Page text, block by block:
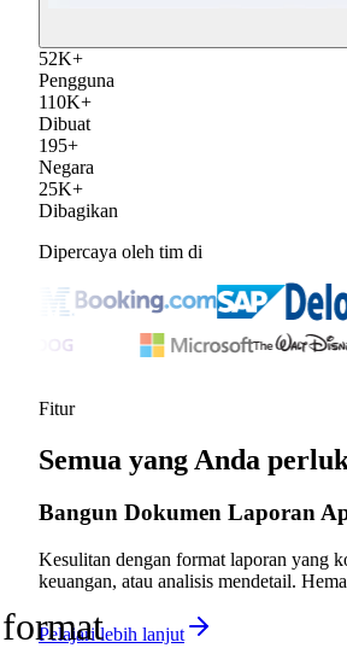
52K+
Pengguna
110K+
Dibuat
195+
Negara
25K+
Dibagikan
Dipercaya oleh tim di
Fitur
Semua yang Anda
Bangun Dokumen Laporan
Kesulitan dengan format laporan yang
keuangan, atau analisis mendetail.
Pelajari lebih lanjut